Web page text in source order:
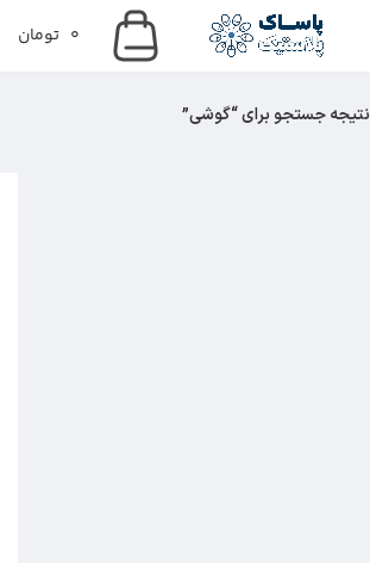
0 تومان
نتیجه جستجو برای “گوشی”